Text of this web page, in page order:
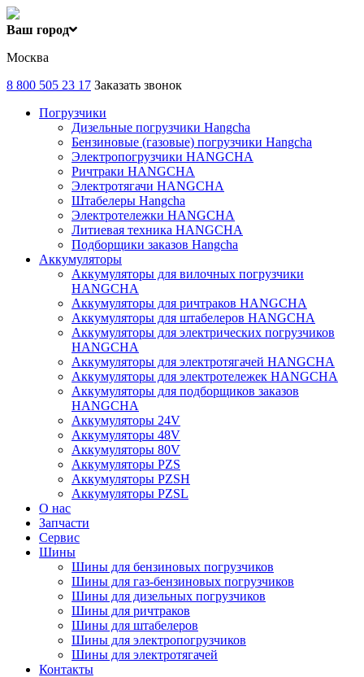
Ваш город
Москва
8 800 505 23 17 Заказать звонок
Погрузчики
Дизельные погрузчики Hangcha
Бензиновые (газовые) погрузчики Hangcha
Электропогрузчики HANGCHA
Ричтраки HANGCHA
Электротягачи HANGCHA
Штабелеры Hangcha
Электротележки HANGCHA
Литиевая техника HANGCHA
Подборщики заказов Hangcha
Аккумуляторы
Аккумуляторы для вилочных погрузчики
HANGCHA
Аккумуляторы для ричтраков HANGCHA
Аккумуляторы для штабелеров HANGCHA
Аккумуляторы для электрических погрузчиков
HANGCHA
Аккумуляторы для электротягачей HANGCHA
Аккумуляторы для электротележек HANGCHA
Аккумуляторы для подборщиков заказов
HANGCHA
Аккумуляторы 24V
Аккумуляторы 48V
Аккумуляторы 80V
Аккумуляторы PZS
Аккумуляторы PZSH
Аккумуляторы PZSL
О нас
Запчасти
Сервис
Шины
Шины для бензиновых погрузчиков
Шины для газ-бензиновых погрузчиков
Шины для дизельных погрузчиков
Шины для ричтраков
Шины для штабелеров
Шины для электропогрузчиков
Шины для электротягачей
Контакты